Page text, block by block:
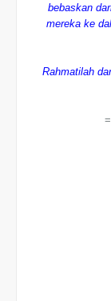
bebaskan
mereka ke
Rahmatilah